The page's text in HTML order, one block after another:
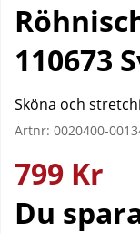
110673
Sköna och
Artnr: 0020400-
799 Kr
Du